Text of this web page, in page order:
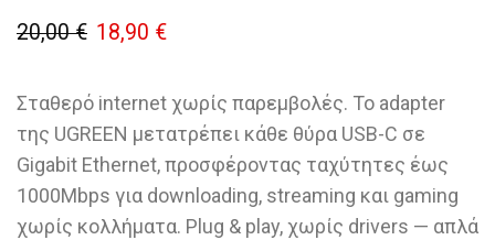
20,00€ 18,90 €
Σταθερό internet χωρίς παρεμβολές. Το adapter
της UGREEN μετατρέπει κάθε θύρα USB-C σε
Gigabit Ethernet, προσφέροντας ταχύτητες έως
1000Mbps για downloading, streaming και gaming
χωρίς κολλήματα. Plug & play, χωρίς drivers — απλά